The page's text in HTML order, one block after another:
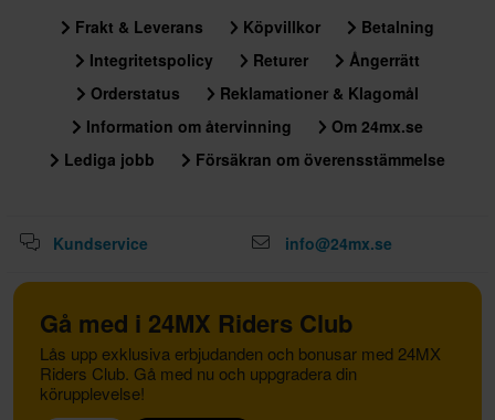
Frakt & Leverans Köpvillkor
Betalning
Integritetspolicy
Returer
Ångerrätt
Orderstatus
Reklamationer & Klagomål
Information om återvinning
Om 24mx.se
Lediga jobb
Försäkran om överensstämmelse
Kundservice info@24mx.se
Gå med i 24MX Riders Club
Lås upp exklusiva erbjudanden och bonusar med 24MX
Riders Club. Gå med nu och uppgradera din
körupplevelse!